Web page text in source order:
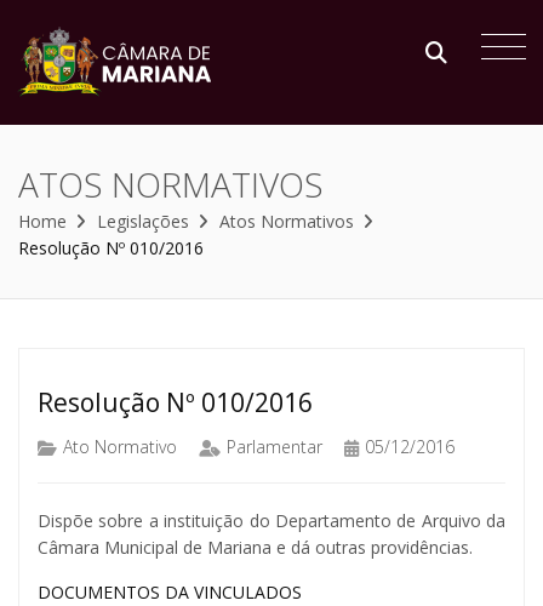
ATOS NORMATIVOS
Home Legislações
Atos Normativos
Resolução Nº 010/2016
Resolução Nº 010/2016
Ato Normativo Parlamentar 05/12/2016
Dispõe sobre a instituição do Departamento de Arquivo da
Câmara Municipal de Mariana e dá outras providências.
DOCUMENTOS DA VINCULADOS